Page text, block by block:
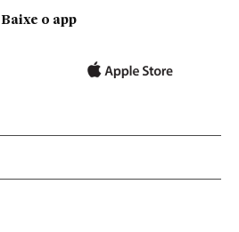
Baixe o app